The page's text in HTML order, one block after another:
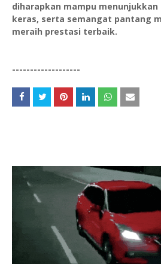
diharapkan mampu
keras, serta semangat pantang
meraih prestasi terbaik.
-------------------